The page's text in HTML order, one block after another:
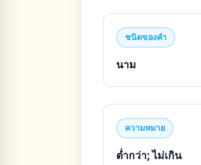
ชนิดของคำ
นาม
ความหมาย
ต่ำกว่า; ไม่เกิน